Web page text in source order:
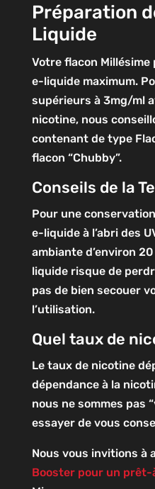
Préparation
Liquide
Votre flacon
e-liquide maximum.
supérieurs à 3mg/ml
nicotine, nous
contenant de type
flacon “Chubby”.
Conseils de la
Pour une
e-liquide à l’abri des
ambiante d’environ
liquide risque de
pas de bien secouer
l’utilisation.
Quel taux de
Le taux de nicotine
dépendance à la
nous ne sommes pas
essayer de vous
Nous vous invitions à
Booster pour un